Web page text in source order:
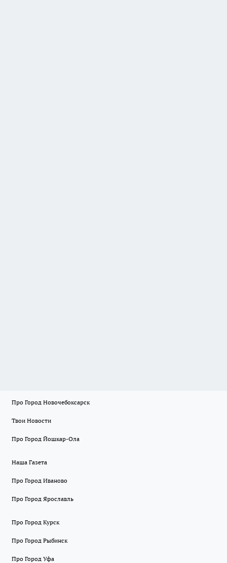
Про Город Новочебоксарск
Твои Новости
Про Город Йошкар-Ола
Наша Газета
Про Город Иваново
Про Город Ярославль
Про Город Курск
Про Город Рыбинск
Про Город Уфа